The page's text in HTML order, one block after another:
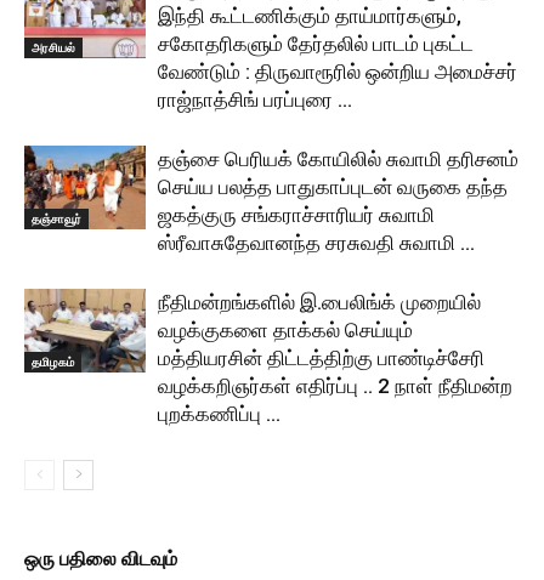
அரசியல்
இந்தி கூட்டணிக்கும் தாய்மார்களும்,
சகோதரிகளும் தேர்தலில் பாடம் புகட்ட
வேண்டும் : திருவாரூரில் ஒன்றிய அமைச்சர்
ராஜ்நாத்சிங் பரப்புரை …
தஞ்சாவூர்
தஞ்சை பெரியக் கோயிலில் சுவாமி தரிசனம்
செய்ய பலத்த பாதுகாப்புடன் வருகை தந்த
ஜகத்குரு சங்கராச்சாரியர் சுவாமி
ஸ்ரீவாசுதேவானந்த சரசுவதி சுவாமி …
தமிழகம்
நீதிமன்றங்களில் இ.பைலிங்க் முறையில்
வழக்குகளை தாக்கல் செய்யும்
மத்தியரசின் திட்டத்திற்கு பாண்டிச்சேரி
வழக்கறிஞர்கள் எதிர்ப்பு .. 2 நாள் நீதிமன்ற
புறக்கணிப்பு …
ஒரு பதிலை விடவும்